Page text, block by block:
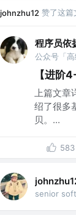
johnzhu12 赞了这篇
程序员依
公众号「
【进阶
上篇文章
绍了很多
贝。...
583
senior